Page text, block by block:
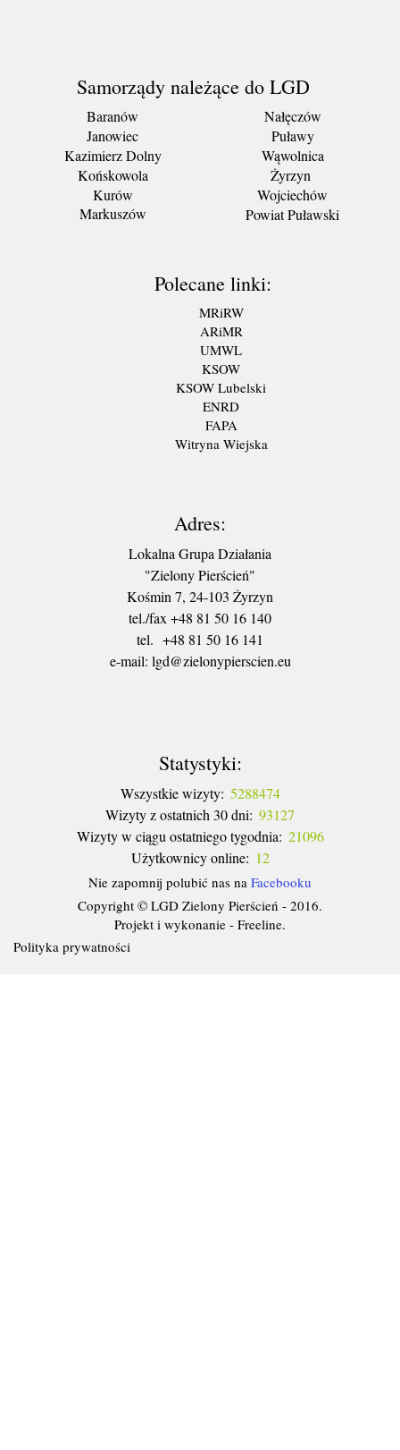
Samorządy należące do LGD
Baranów
Janowiec
Kazimierz Dolny
Końskowola
Kurów
Markuszów
Nałęczów
Puławy
Wąwolnica
Żyrzyn
Wojciechów
Powiat Puławski
Polecane linki:
MRiRW
ARiMR
UMWL
KSOW
KSOW Lubelski
ENRD
FAPA
Witryna Wiejska
Adres:
Lokalna Grupa Działania
"Zielony Pierścień"
Kośmin 7, 24-103 Żyrzyn
tel./fax +48 81 50 16 140
tel. +48 81 50 16 141
​e-mail: lgd@zielonypierscien.eu
Statystyki:
Wszystkie wizyty: 5288474
Wizyty z ostatnich 30 dni: 93127
Wizyty w ciągu ostatniego tygodnia: 21096
Użytkownicy online: 12
Nie zapomnij polubić nas na Facebooku
Copyright © LGD Zielony Pierścień - 2016.
Projekt i wykonanie - Freeline.
Polityka prywatności